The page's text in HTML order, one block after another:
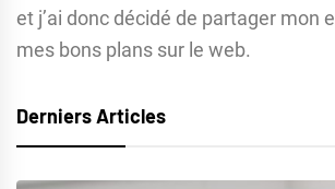
et j’ai donc décidé de partager mon
mes bons plans sur le web.
Derniers Articles